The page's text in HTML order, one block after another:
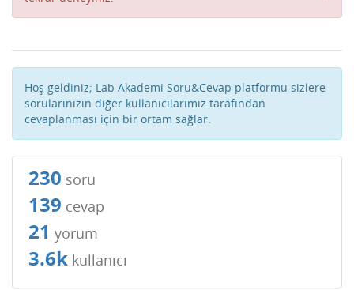
Hoş geldiniz; Lab Akademi Soru&Cevap platformu sizlere
sorularınızın diğer kullanıcılarımız tarafından
cevaplanması için bir ortam sağlar.
230 soru
139 cevap
21 yorum
3.6k kullanıcı